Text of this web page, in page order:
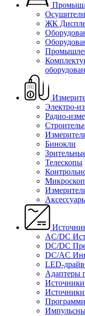
Осушители
ЖК
Электро-
Радио-
Бинокли
Телескопы
AC/DC
DC/DC
DC/AC
LED-
Адаптеры
Источники
Источники